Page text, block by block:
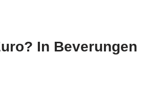
In Beverungen